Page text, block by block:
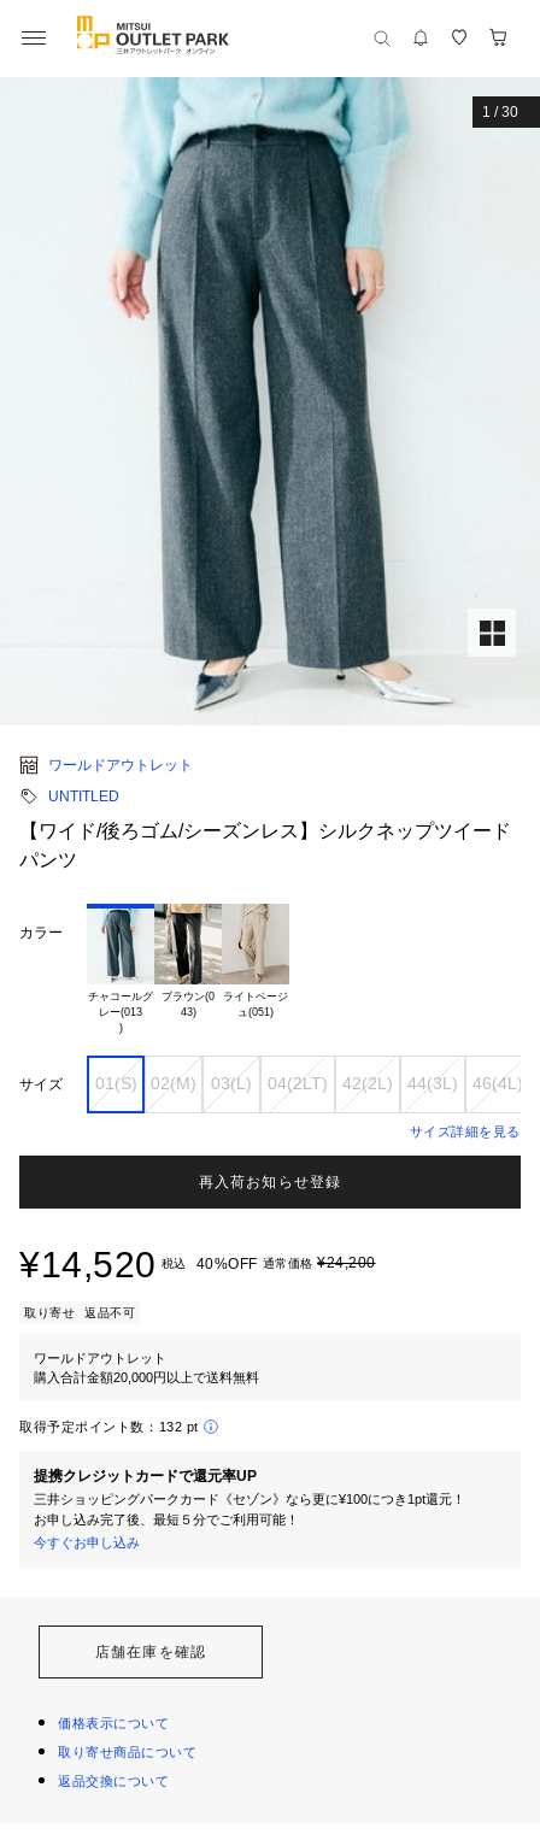
1 /30
ワールドアウトレット
UNTITLED
【ワイド/後ろゴム/シーズンレス】シルクネップツイード
パンツ
カラー
チャコールグ
レー(013
)
ブラウン(0
43)
ライトベージ
サイズ 01(S) 02(M) 03(L) 04(2LT) 42(2L) 44(3L) 46(4L)
サイズ詳細を見る
再入荷お知らせ登録
¥14,520 税込 40%OFF 通常価格 ¥24,200
取り寄せ 返品不可
ワールドアウトレット
購入合計金額20,000円以上で送料無料
取得予定ポイント数： 132 pt
提携クレジットカードで還元率UP
三井ショッピングパークカード《セゾン》なら更に¥100につき1pt還元！
お申し込み完了後、最短５分でご利用可能！
今すぐお申し込み
店舗在庫を確認
価格表示について
取り寄せ商品について
返品交換について